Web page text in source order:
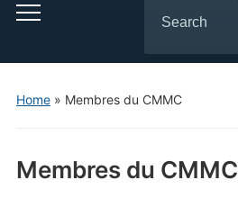
for:
Home» Membres du CMMC
Membres du CMMC